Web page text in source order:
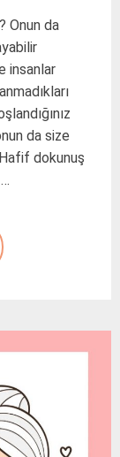
Onun da
insanlar
da size
dokunuş